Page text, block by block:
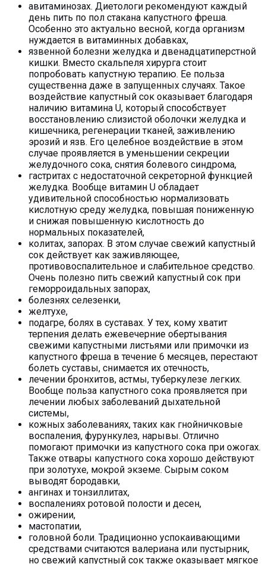
авитаминозах. Диетологи рекомендуют каждый
день пить по пол стакана капустного фреша.
Особенно это актуально весной, когда организм
нуждается в витаминных добавках,
язвенной болезни желудка и двенадцатиперстной
кишки. Вместо скальпеля хирурга стоит
попробовать капустную терапию. Ее польза
существенна даже в запущенных случаях. Такое
воздействие капустный сок оказывает благодаря
наличию витамина U, который способствует
восстановлению слизистой оболочки желудка и
кишечника, регенерации тканей, заживлению
эрозий и язв. Его целебное воздействие в этом
случае проявляется в уменьшении секреции
желудочного сока, снятия болевого синдрома,
гастритах с недостаточной секреторной функцией
желудка. Вообще витамин U обладает
удивительной способностью нормализовать
кислотную среду желудка, повышая пониженную
и снижая повышенную кислотность до
нормальных показателей,
колитах, запорах. В этом случае свежий капустный
сок действует как заживляющее,
противовоспалительное и слабительное средство.
Очень полезно пить свежий капустный сок при
геморроидальных запорах,
болезнях селезенки,
желтухе,
подагре, болях в суставах. У тех, кому хватит
терпения делать ежевечерние обертывания
свежими капустными листьями или примочки из
капустного фреша в течение 6 месяцев, перестают
болеть суставы, снимается их отечность,
лечении бронхитов, астмы, туберкулезе легких.
Вообще польза капустного сока проявляется при
лечении любых заболеваний дыхательной
системы,
кожных заболеваниях, таких как гнойничковые
воспаления, фурункулез, нарывы. Отлично
помогают примочки из капустного сока при ожогах.
Также отвары капустного сока хорошо действуют
при золотухе, мокрой экземе. Сырым соком
выводят бородавки,
ангинах и тонзиллитах,
воспалениях ротовой полости и десен,
ожирении,
мастопатии,
головной боли. Традиционно успокаивающими
средствами считаются валериана или пустырник,
но свежий капустный сок также оказывает мягкое